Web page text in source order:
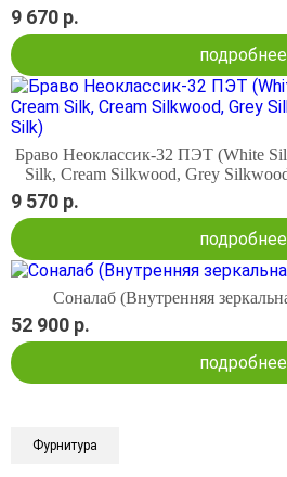
9 670 р.
подробнее
Браво Неоклассик-32 ПЭТ (White
Silk, Cream Silkwood, Grey
9 570 р.
подробнее
Соналаб (Внутренняя
52 900 р.
подробнее
Фурнитура